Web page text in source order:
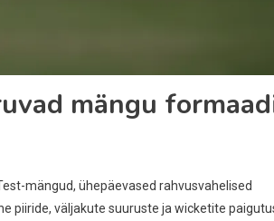
mängu
mängud, ühepäevased rahvusvahelised
piiride, väljakute suuruste ja wicketite